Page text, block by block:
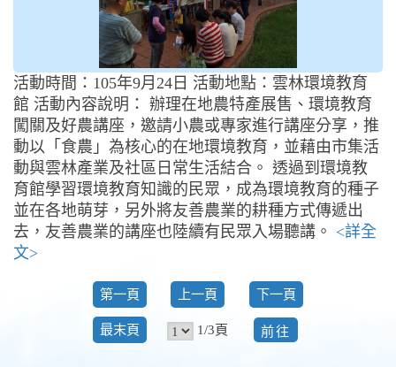
活動時間：105年9月24日 活動地點：雲林環境教育
館 活動內容說明： 辦理在地農特產展售、環境教育
闖關及好農講座，邀請小農或專家進行講座分享，推
動以「食農」為核心的在地環境教育，並藉由市集活
動與雲林產業及社區日常生活結合。 透過到環境教
育館學習環境教育知識的民眾，成為環境教育的種子
並在各地萌芽，另外將友善農業的耕種方式傳遞出
去，友善農業的講座也陸續有民眾入場聽講。 <詳全
文>
第一頁 上一頁 下一頁
最末頁 1/3頁